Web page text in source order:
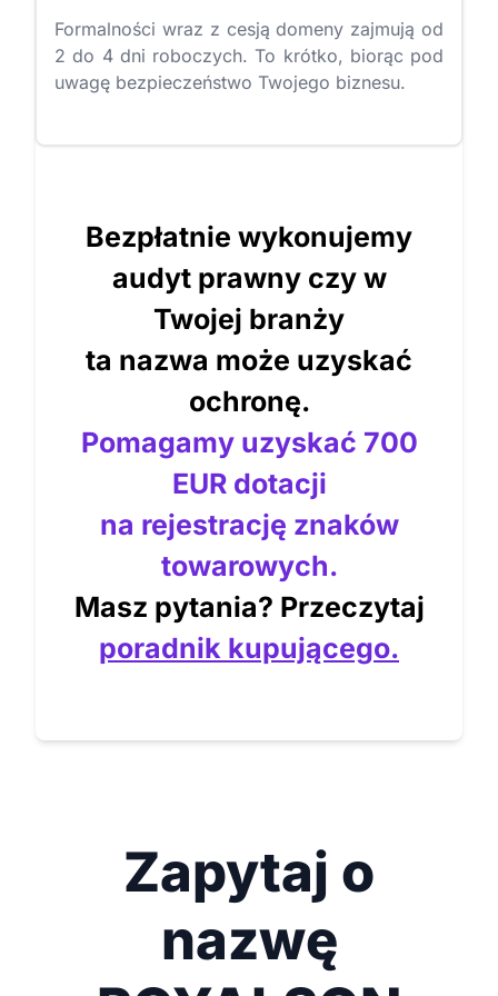
Formalności wraz z cesją domeny zajmują od
2 do 4 dni roboczych. To krótko, biorąc pod
uwagę bezpieczeństwo Twojego biznesu.
Bezpłatnie wykonujemy
audyt prawny czy w
Twojej branży
ta nazwa może uzyskać
ochronę.
Pomagamy uzyskać 700
EUR dotacji
na rejestrację znaków
towarowych.
Masz pytania? Przeczytaj
poradnik kupującego.
Zapytaj o
nazwę